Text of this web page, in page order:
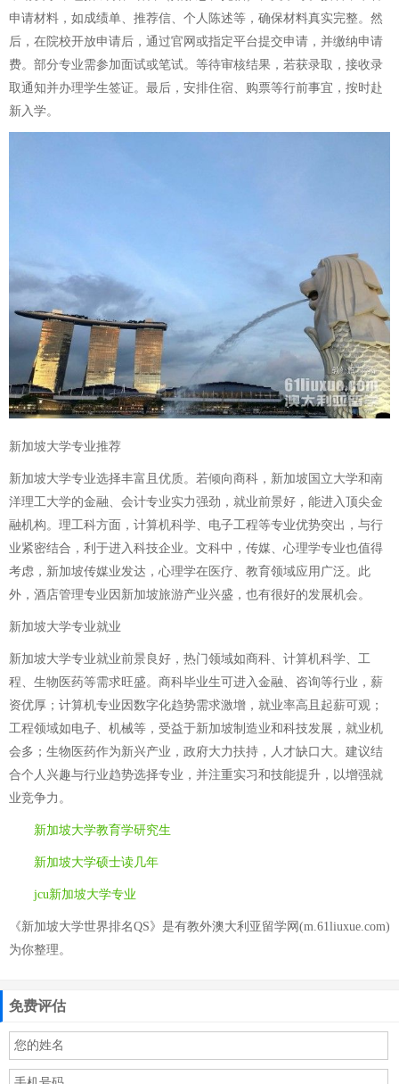
申请材料，如成绩单、推荐信、个人陈述等，确保材料真实完整。然
后，在院校开放申请后，通过官网或指定平台提交申请，并缴纳申请
费。部分专业需参加面试或笔试。等待审核结果，若获录取，接收录
取通知并办理学生签证。最后，安排住宿、购票等行前事宜，按时赴
新入学。
新加坡大学专业推荐
新加坡大学专业选择丰富且优质。若倾向商科，新加坡国立大学和南
洋理工大学的金融、会计专业实力强劲，就业前景好，能进入顶尖金
融机构。理工科方面，计算机科学、电子工程等专业优势突出，与行
业紧密结合，利于进入科技企业。文科中，传媒、心理学专业也值得
考虑，新加坡传媒业发达，心理学在医疗、教育领域应用广泛。此
外，酒店管理专业因新加坡旅游产业兴盛，也有很好的发展机会。
新加坡大学专业就业
新加坡大学专业就业前景良好，热门领域如商科、计算机科学、工
程、生物医药等需求旺盛。商科毕业生可进入金融、咨询等行业，薪
资优厚；计算机专业因数字化趋势需求激增，就业率高且起薪可观；
工程领域如电子、机械等，受益于新加坡制造业和科技发展，就业机
会多；生物医药作为新兴产业，政府大力扶持，人才缺口大。建议结
合个人兴趣与行业趋势选择专业，并注重实习和技能提升，以增强就
业竞争力。
新加坡大学教育学研究生
新加坡大学硕士读几年
jcu新加坡大学专业
《新加坡大学世界排名QS》是有教外澳大利亚留学网(m.61liuxue.com)
为你整理。
免费评估